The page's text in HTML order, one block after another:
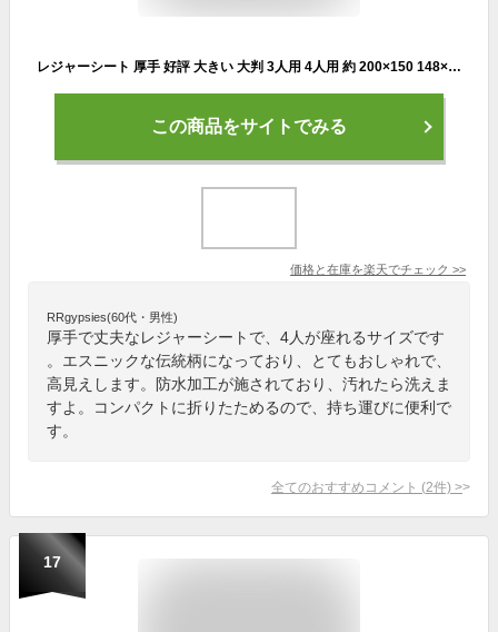
レジャーシート 厚手 好評 大きい 大判 3人用 4人用 約 200×150 148×180 防水加工 洗える 手洗い エスニック おしゃれ レジャーマット 折りたたみ ピクニックシート 運動会 遠足 持ち手 敷物
この商品をサイトでみる
価格と在庫を楽天でチェック >>
RRgypsies(60代・男性)
厚手で丈夫なレジャーシートで、4人が座れるサイズです
。エスニックな伝統柄になっており、とてもおしゃれで、
高見えします。防水加工が施されており、汚れたら洗えま
すよ。コンパクトに折りたためるので、持ち運びに便利で
す。
全てのおすすめコメント (2件) >
17